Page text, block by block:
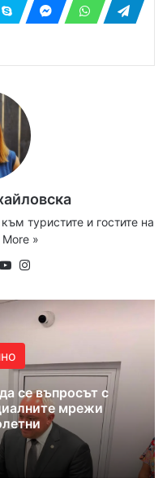
туристите и гостите на
More »
X YouTube
се въпросът с
мрежи